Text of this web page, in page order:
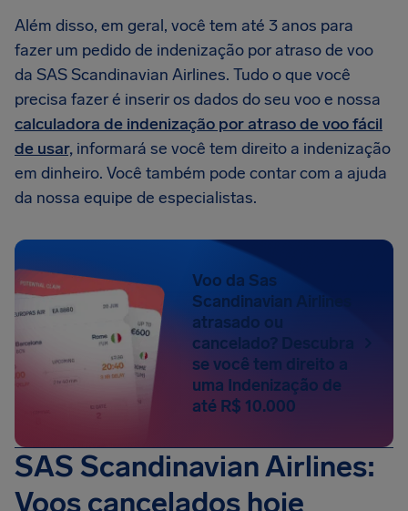
Além disso, em geral, você tem até 3 anos para
fazer um pedido de indenização por atraso de voo
da SAS Scandinavian Airlines. Tudo o que você
precisa fazer é inserir os dados do seu voo e nossa
calculadora de indenização por atraso de voo fácil
de usar, informará se você tem direito a indenização
em dinheiro. Você também pode contar com a ajuda
da nossa equipe de especialistas.
Voo da Sas
Scandinavian Airlines
atrasado ou
cancelado? Descubra
se você tem direito a
uma Indenização de
até R$ 10.000
SAS Scandinavian Airlines:
Voos cancelados hoje